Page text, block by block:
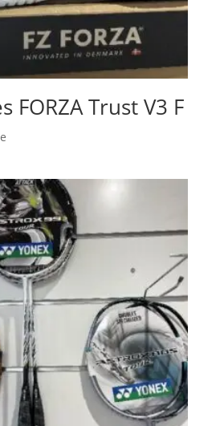
FORZA Trust V3 F